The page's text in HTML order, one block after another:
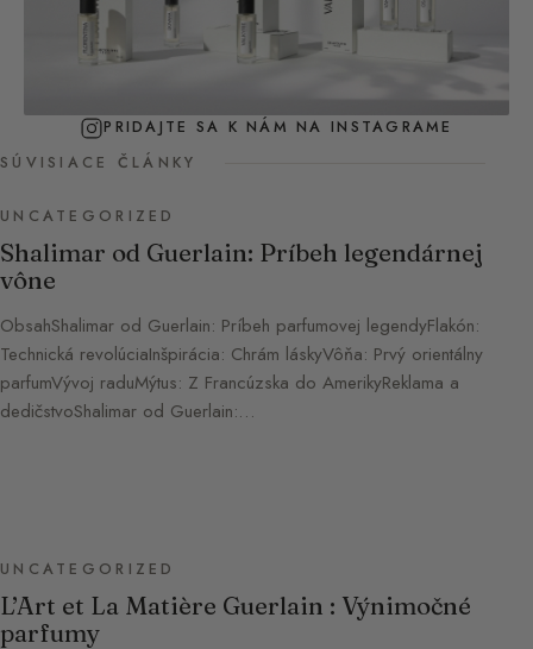
PRIDAJTE SA K NÁM NA INSTAGRAME
SÚVISIACE ČLÁNKY
UNCATEGORIZED
Shalimar od Guerlain: Príbeh legendárnej
vône
ObsahShalimar od Guerlain: Príbeh parfumovej legendyFlakón:
Technická revolúciaInšpirácia: Chrám láskyVôňa: Prvý orientálny
parfumVývoj raduMýtus: Z Francúzska do AmerikyReklama a
dedičstvoShalimar od Guerlain:…
UNCATEGORIZED
L’Art et La Matière Guerlain : Výnimočné
parfumy